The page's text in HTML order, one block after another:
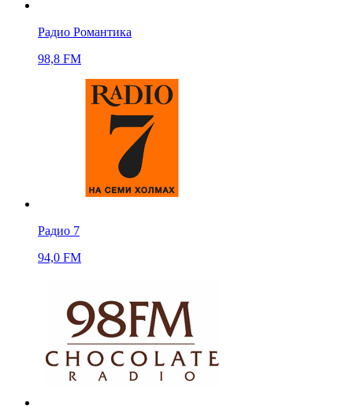
Радио Романтика
98,8 FM
Радио 7
94,0 FM